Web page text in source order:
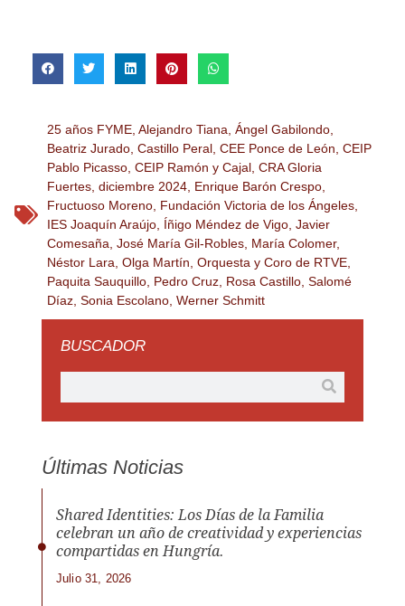
25 años FYME, Alejandro Tiana Ángel Gabilondo,
Beatriz Jurado, Castillo Peral, CEE Ponce de León CEIP
Pablo Picasso, CEIP Ramón y Cajal, CRA Gloria
Fuertes, diciembre 2024, Enrique Barón Crespo,
Fructuoso Moreno, Fundación Victoria de los Ángeles,
IES Joaquín Araújo, Íñigo Méndez de Vigo, Javier
Comesaña José María Gil-Robles, María Colomer,
Néstor Lara Olga Martín Orquesta y Coro de RTVE,
Paquita Sauquillo, Pedro Cruz, Rosa Castillo, Salomé
Díaz, Sonia Escolano, Werner Schmitt
BUSCADOR
Últimas Noticias
Shared Identities: Los Días de la Familia
celebran un año de creatividad y experiencias
compartidas en Hungría.
Julio 31, 2026